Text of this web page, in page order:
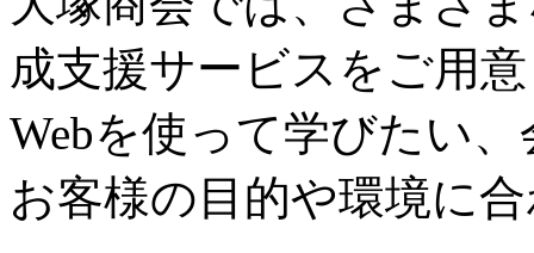
成支援サービスをご用
Webを使って学びたい
お客様の目的や環境に